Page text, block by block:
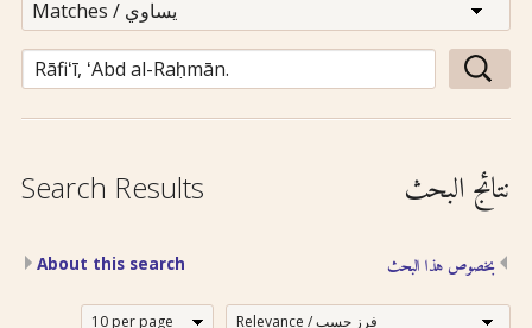
Browse
Browse by Category
Search
Search Results نتائج البحث
About this search بخصوص هذا البحث